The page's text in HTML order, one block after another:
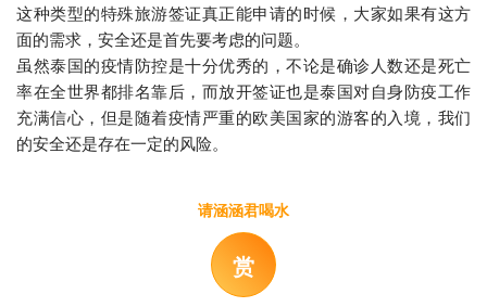
这种类型的特殊旅游签证真正能申请的时候，大家如果有这方
面的需求，安全还是首先要考虑的问题。
虽然泰国的疫情防控是十分优秀的，不论是确诊人数还是死亡
率在全世界都排名靠后，而放开签证也是泰国对自身防疫工作
充满信心，但是随着疫情严重的欧美国家的游客的入境，我们
的安全还是存在一定的风险。
请涵涵君喝水
赏